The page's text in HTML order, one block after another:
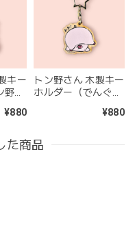
キー
さ
¥880
トン野さん 木製キー
ホルダー（でんぐり
¥880
た商品